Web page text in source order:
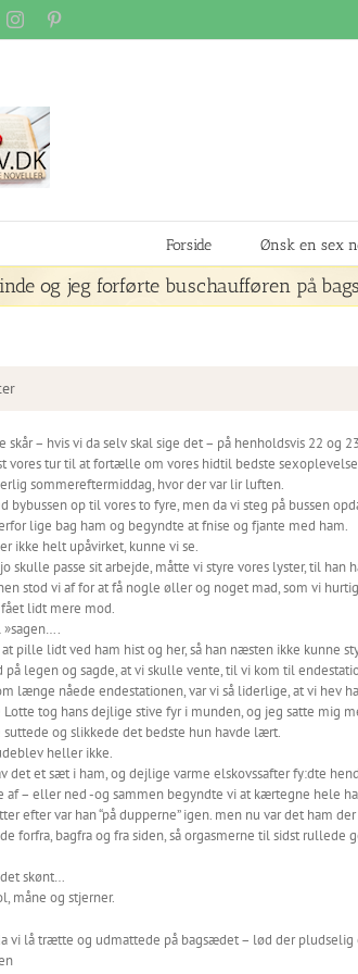
Instagram
Forside Ønsk en sex
og jeg forførte buschaufføren på
skår – hvis vi da selv skal sige det – på henholdsvis 22 og
vores tur til at fortælle om vores hidtil bedste
sommereftermiddag, hvor der var lir luften.
bybussen op til vores to fyre, men da vi steg på bussen
lige bag ham og begyndte at fnise og fjante med ham.
ikke helt upåvirket, kunne vi se.
skulle passe sit arbejde, måtte vi styre vores lyster, til han
stod vi af for at få nogle øller og noget mad, som vi
lidt mere mod.
pille lidt ved ham hist og her, så han næsten ikke kunne
på legen og sagde, at vi skulle vente, til vi kom til
længe nåede endestationen, var vi så liderlige, at vi hev
Lotte tog hans dejlige stive fyr i munden, og jeg satte mig
suttede og slikkede det bedste hun havde lært.
heller ikke.
det et sæt i ham, og dejlige varme elskovssafter fy:dte
af – eller ned -og sammen begyndte vi at kærtegne hele
efter var han “på dupperne” igen. men nu var det ham
forfra, bagfra og fra siden, så orgasmerne til sidst rullede
skønt…
måne og stjerner.
vi lå trætte og udmattede på bagsædet – lød der pludselig